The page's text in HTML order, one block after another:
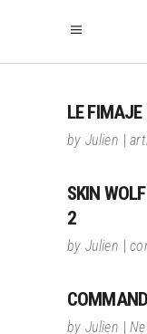
LE FIMAJE
by Julien
SKIN
2
by Julien
by Julien